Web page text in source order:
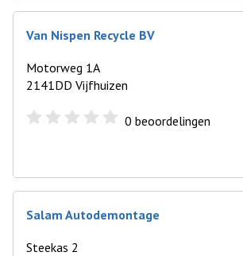
Van Nispen Recycle BV
Motorweg 1A
2141DD Vijfhuizen
0 beoordelingen
Salam Autodemontage
Steekas 2